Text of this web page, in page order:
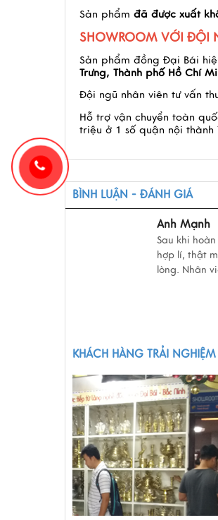
Sản phẩm đã được xuất
SHOWROOM VỚI ĐỘI
Sản phẩm đồng Đại Bái
Trưng, Thành phố Hồ Chí
Đội ngũ nhân viên tư vấn
Hỗ trợ vận chuyển toàn
triệu ở 1 số quận nội thành
BÌNH LUẬN - ĐÁNH GIÁ
Anh Mạnh
Sau khi
hợp lí, thật
lòng. Nhân
KHÁCH HÀNG TRẢI